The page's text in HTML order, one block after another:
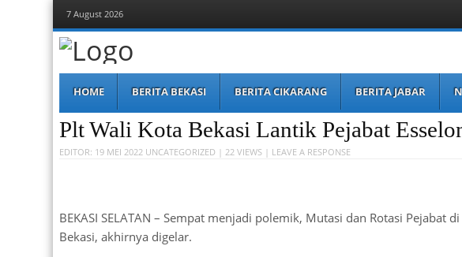
7 August 2026
Berita Bekasi
Mudah Melihat Bekasi
Menu
content
HOME BERITA BEKASI BERITA CIKARANG BERITA JABAR
Plt Wali Kota Bekasi Lantik Pejabat
EDITOR: 19 MEI 2022 UNCATEGORIZED | 22 VIEWS | LEAVE A RESPONSE
BEKASI SELATAN – Sempat menjadi polemik, Mutasi dan Rotasi Pejabat
Bekasi, akhirnya digelar.